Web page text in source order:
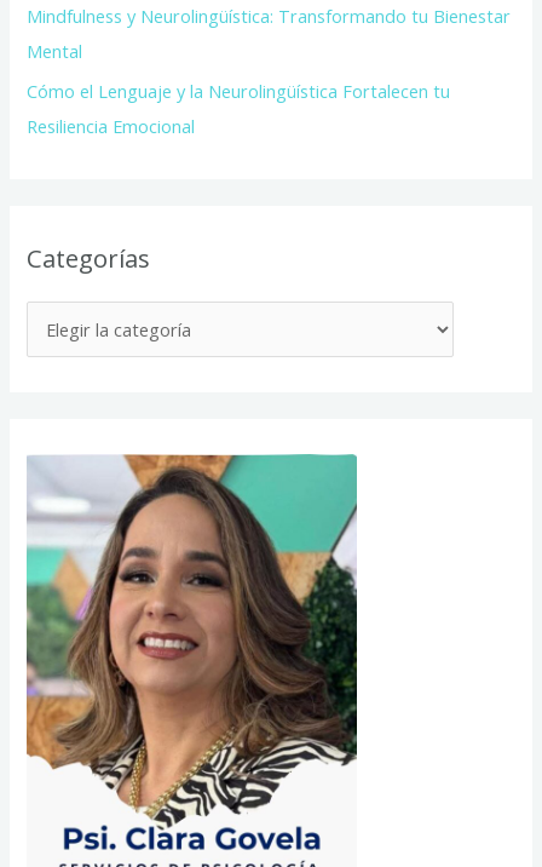
Mindfulness y Neurolingüística: Transformando tu Bienestar
Mental
Cómo el Lenguaje y la Neurolingüística Fortalecen tu
Resiliencia Emocional
Categorías